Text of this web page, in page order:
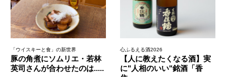
「ウイスキーと食」の新世界
豚の角煮にソムリエ・若林
英司さんが合わせたのは.....
心ふるえる酒2026
【人に教えたくなる酒】実
に"人相のいい"銘酒「香